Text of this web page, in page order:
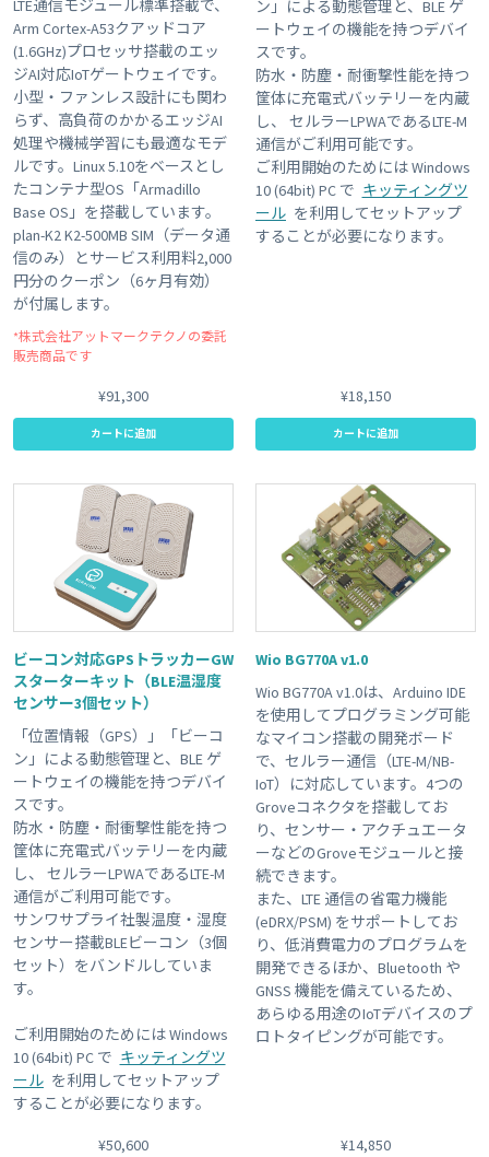
LTE通信モジュール標準搭載で、
Arm Cortex-A53クアッドコア
(1.6GHz)プロセッサ搭載のエッ
ジAI対応IoTゲートウェイです。
小型・ファンレス設計にも関わ
らず、高負荷のかかるエッジAI
処理や機械学習にも最適なモデ
ルです。Linux 5.10をベースとし
たコンテナ型OS「Armadillo
Base OS」を搭載しています。
plan-K2 K2-500MB SIM（データ通
信のみ）とサービス利用料2,000
円分のクーポン（6ヶ月有効）
が付属します。
*株式会社アットマークテクノの委託
販売商品です
¥91,300
カートに追加
ン」による動態管理と、BLE ゲ
ートウェイの機能を持つデバイ
スです。
防水・防塵・耐衝撃性能を持つ
筐体に充電式バッテリーを内蔵
し、 セルラーLPWAであるLTE-M
通信がご利用可能です。
ご利用開始のためには Windows
10 (64bit) PC で キッティングツ
ール を利用してセットアップ
することが必要になります。
¥18,150
カートに追加
ビーコン対応GPSトラッカーGW
スターターキット（BLE温湿度
センサー3個セット）
「位置情報（GPS）」「ビーコ
ン」による動態管理と、BLE ゲ
ートウェイの機能を持つデバイ
スです。
防水・防塵・耐衝撃性能を持つ
筐体に充電式バッテリーを内蔵
し、 セルラーLPWAであるLTE-M
通信がご利用可能です。
サンワサプライ社製温度・湿度
センサー搭載BLEビーコン（3個
セット）をバンドルしていま
す。
ご利用開始のためには Windows
10 (64bit) PC で キッティングツ
ール を利用してセットアップ
することが必要になります。
¥50,600
Wio BG770A v1.0
Wio BG770A v1.0は、Arduino IDE
を使用してプログラミング可能
なマイコン搭載の開発ボード
で、セルラー通信（LTE-M/NB-
IoT）に対応しています。4つの
Groveコネクタを搭載してお
り、センサー・アクチュエータ
ーなどのGroveモジュールと接
続できます。
また、LTE 通信の省電力機能
(eDRX/PSM) をサポートしてお
り、低消費電力のプログラムを
開発できるほか、Bluetooth や
GNSS 機能を備えているため、
あらゆる用途のIoTデバイスのプ
ロトタイピングが可能です。
¥14,850